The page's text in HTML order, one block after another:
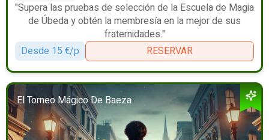
"Supera las pruebas de selección de la Escuela de Magia
de Úbeda y obtén la membresía en la mejor de sus
fraternidades."
Desde 15 €/p
RESERVAR
El Torneo Mágico De Baeza